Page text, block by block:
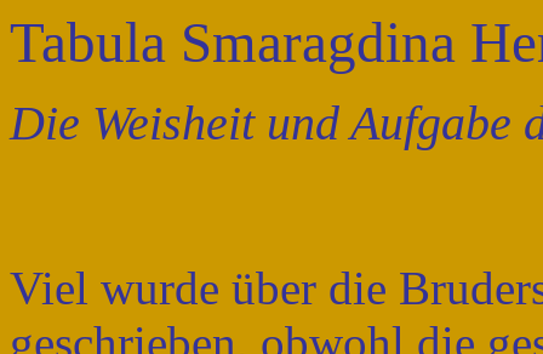
Tabula Smaragdina
Die Weisheit und Aufgabe
Viel wurde über die
geschrieben, obwohl die